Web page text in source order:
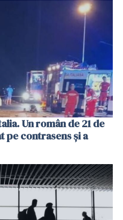
Un român de 21 de
pe contrasens și a